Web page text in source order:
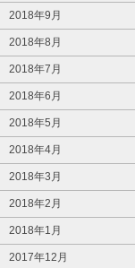
2018年9月
2018年8月
2018年7月
2018年6月
2018年5月
2018年4月
2018年3月
2018年2月
2018年1月
2017年12月